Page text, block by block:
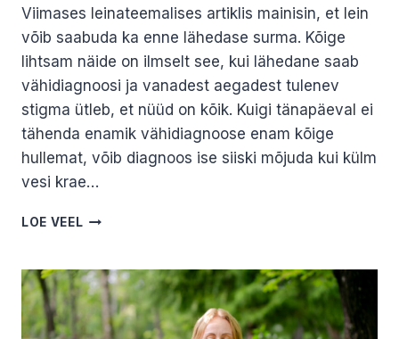
Viimases leinateemalises artiklis mainisin, et lein
võib saabuda ka enne lähedase surma. Kõige
lihtsam näide on ilmselt see, kui lähedane saab
vähidiagnoosi ja vanadest aegadest tulenev
stigma ütleb, et nüüd on kõik. Kuigi tänapäeval ei
tähenda enamik vähidiagnoose enam kõige
hullemat, võib diagnoos ise siiski mõjuda kui külm
vesi krae…
LOE VEEL LEIN
ELULÕPU
TOETAJA
JANE
KAJU